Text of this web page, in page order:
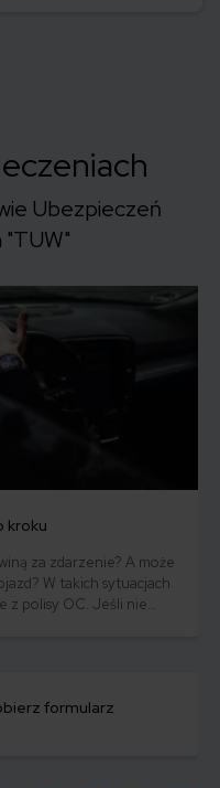
Ubezpieczeń
kroku
za zdarzenie? A może
W takich sytuacjach
z polisy OC. Jeśli nie
formularz